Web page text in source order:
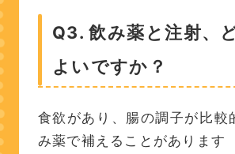
Q3. 飲み薬と注射、
よいですか？
食欲があり、腸の調子が比較
み薬で補えることがあります